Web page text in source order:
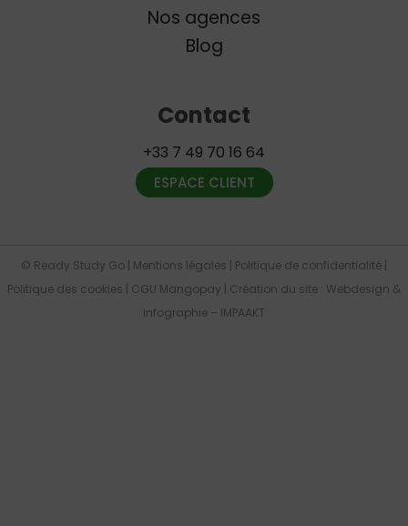
Nos agences
Blog
Contact
+33 7 49 70 16 64
ESPACE CLIENT
© Ready Study Go | Mentions légales Politique de confidentialité
Politique des cookies
CGU Mangopay | Création du site : Webdesign &
infographie – IMPAAKT